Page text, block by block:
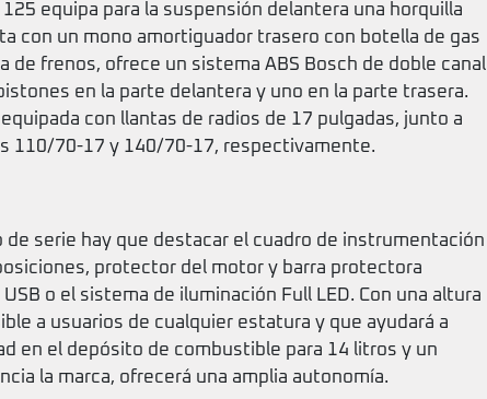
equipa para la suspensión delantera una horquilla
con un mono amortiguador trasero con botella de gas
de frenos, ofrece un sistema ABS Bosch de doble canal
en la parte delantera y uno en la parte trasera.
con llantas de radios de 17 pulgadas, junto a
110/70-17 y 140/70-17, respectivamente.
serie hay que destacar el cuadro de instrumentación
protector del motor y barra protectora
o el sistema de iluminación Full LED. Con una altura
a usuarios de cualquier estatura y que ayudará a
en el depósito de combustible para 14 litros y un
la marca, ofrecerá una amplia autonomía.